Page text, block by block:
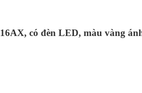
có đèn LED, màu vàng